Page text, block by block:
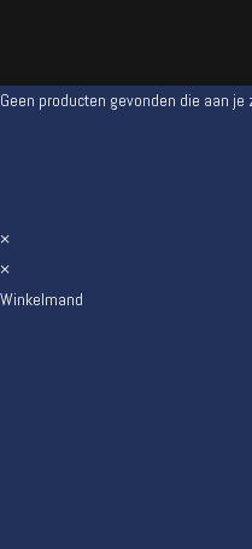
Geen producten gevonden die aan je
×
×
Winkelmand